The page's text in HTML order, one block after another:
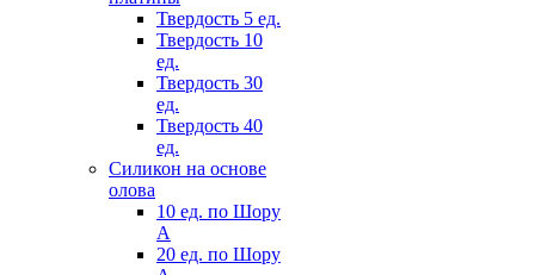
Твердость 5 ед.
Твердость 10
ед.
Твердость 30
ед.
Твердость 40
ед.
Силикон на основе
олова
10 ед. по Шору
А
20 ед. по Шору